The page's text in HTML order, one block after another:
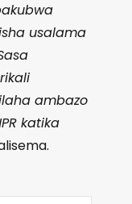
usalama
ambazo
katika